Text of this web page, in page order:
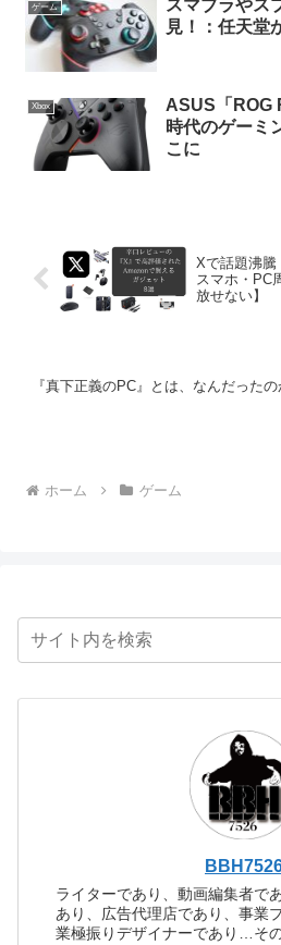
ゲーム
スマブラやス
見！：任天堂
Xbox
ASUS「ROG
時代のゲーミ
こに
Xで話題沸騰
スマホ・PC
放せない】
『真下正義のPC』とは、なんだったの
ホーム ゲーム
ライターであり、動画編集者で
あり、広告代理店であり、事業
業極振りデザイナーであり…そ